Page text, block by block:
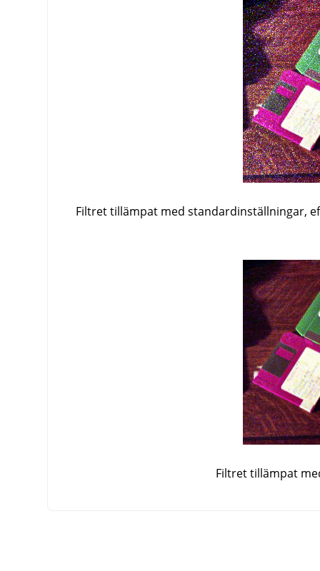
Filtret tillämpat med standardinställningar,
Filtret tillämpat